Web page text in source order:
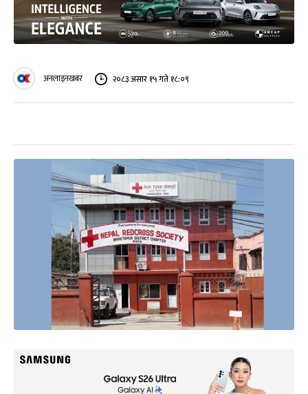
अनलाइनखबर २०८३ असार १५ गते १८:०९